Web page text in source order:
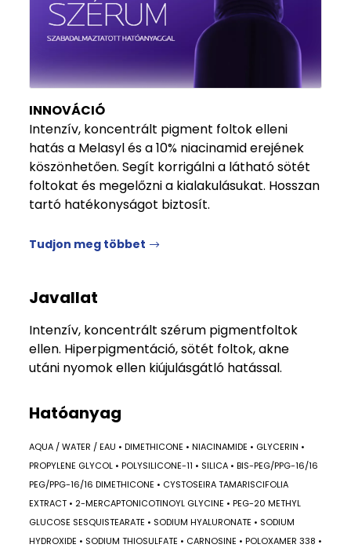
INNOVÁCIÓ
Intenzív, koncentrált pigment foltok elleni
hatás a Melasyl és a 10% niacinamid erejének
köszönhetően. Segít korrigálni a látható sötét
foltokat és megelőzni a kialakulásukat. Hosszan
tartó hatékonyságot biztosít.
Tudjon meg többet
Javallat
Intenzív, koncentrált szérum pigmentfoltok
ellen. Hiperpigmentáció, sötét foltok, akne
utáni nyomok ellen kiújulásgátló hatással.
Hatóanyag
AQUA / WATER / EAU • DIMETHICONE • NIACINAMIDE • GLYCERIN •
PROPYLENE GLYCOL • POLYSILICONE-11 • SILICA • BIS-PEG/PPG-16/16
PEG/PPG-16/16 DIMETHICONE • CYSTOSEIRA TAMARISCIFOLIA
EXTRACT • 2-MERCAPTONICOTINOYL GLYCINE • PEG-20 METHYL
GLUCOSE SESQUISTEARATE • SODIUM HYALURONATE • SODIUM
HYDROXIDE • SODIUM THIOSULFATE • CARNOSINE • POLOXAMER 338 •